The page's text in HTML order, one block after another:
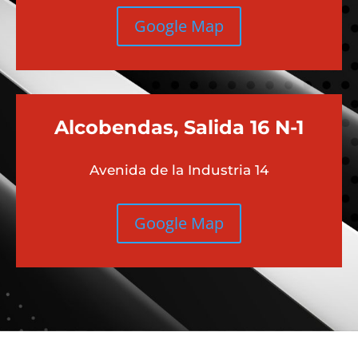
Google Map
Alcobendas, Salida 16 N-1
Avenida de la Industria 14
Google Map